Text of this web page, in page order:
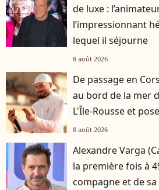
de luxe :
l’impressionnant
lequel il séjourne
8 août 2026
De passage en
au bord de la mer
L'Île-Rousse et
8 août 2026
Alexandre Varga
la première fois à
compagne et de